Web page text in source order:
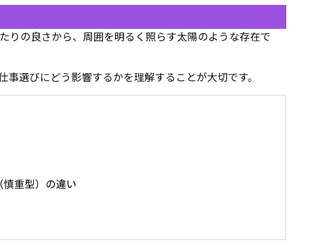
りの良さから、周囲を明るく照らす太陽のような存在で
選びにどう影響するかを理解することが大切です。
慎重型）の違い